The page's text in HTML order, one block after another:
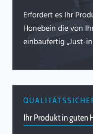
Erfordert es Ihr
Honebein die von
einbaufertig „Just-
Ihr Produkt in guten